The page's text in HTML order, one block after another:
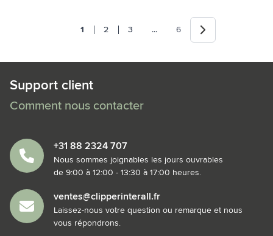
Vous lisez actuellement la page
1 Page
2 Page
3 Jump forward
... Page
6 Suivant
Support client
Comment nous contacter
+31 88 2324 707
Nous sommes joignables les jours ouvrables
de 9:00 à 12:00 - 13:30 à 17:00 heures.
ventes@clipperinterall.fr
Laissez-nous votre question ou remarque et nous
vous répondrons.